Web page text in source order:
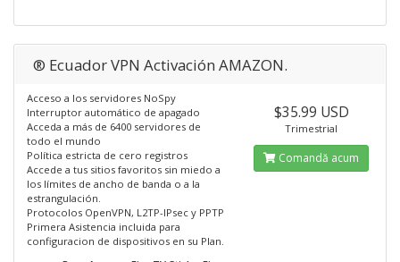
® Ecuador VPN Activación AMAZON.
Acceso a los servidores NoSpy
Interruptor automático de apagado
Acceda a más de 6400 servidores de
todo el mundo
Política estricta de cero registros
Accede a tus sitios favoritos sin miedo a
los límites de ancho de banda o a la
estrangulación.
Protocolos OpenVPN, L2TP-IPsec y PPTP
Primera Asistencia incluida para
configuracion de dispositivos en su Plan.
$35.99 USD
Trimestrial
Comandă acum